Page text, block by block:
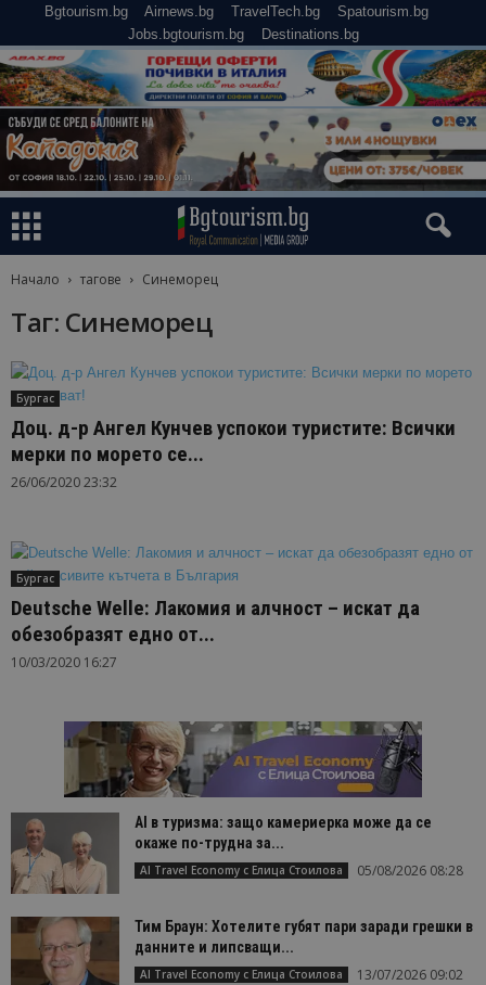
Bgtourism.bg Airnews.bg TravelTech.bg
Spatourism.bg
Jobs.bgtourism.bg
Destinations.bg
Начало тагове Синеморец
Таг: Синеморец
Бургас
Доц. д-р Ангел Кунчев успокои туристите: Всички
мерки по морето се...
26/06/2020 23:32
Бургас
Deutsche Welle: Лакомия и алчност – искат да
обезобразят едно от...
10/03/2020 16:27
AI в туризма: защо камериерка може да се
окаже по-трудна за...
AI Travel Economy с Елица Стоилова 05/08/2026 08:28
Тим Браун: Хотелите губят пари заради грешки в
данните и липсващи...
AI Travel Economy с Елица Стоилова 13/07/2026 09:02